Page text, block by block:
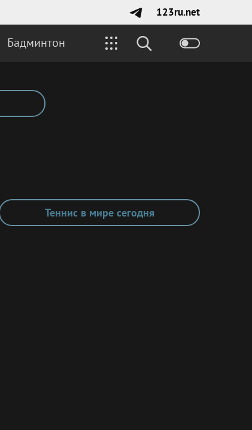
123ru.net
Бадминтон
Теннис в мире сегодня